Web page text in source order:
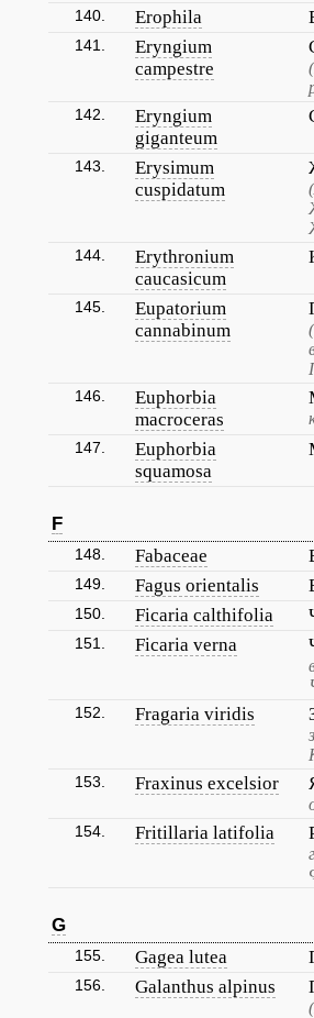
140. Erophila
141.
Eryngium
campestre
142.
Eryngium
giganteum
143.
Erysimum
cuspidatum
144.
Erythronium
caucasicum
145.
Eupatorium
cannabinum
146.
Euphorbia
macroceras
147.
Euphorbia
squamosa
F
148. Fabaceae
149. Fagus orientalis
150. Ficaria calthifolia
151. Ficaria verna
152. Fragaria viridis
153. Fraxinus excelsior
154. Fritillaria latifolia
G
155. Gagea lutea
156. Galanthus alpinus